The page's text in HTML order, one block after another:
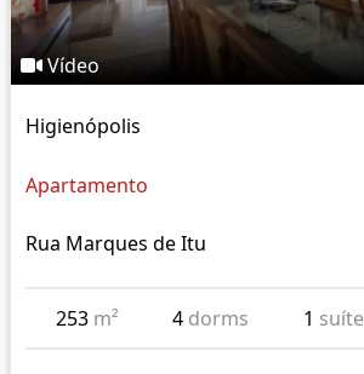
Vídeo
Higienópolis
Apartamento
Rua Marques de Itu
253 m² 4 dorms 1 suíte